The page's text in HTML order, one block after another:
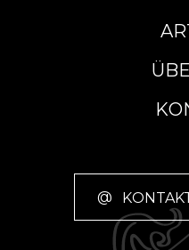
@